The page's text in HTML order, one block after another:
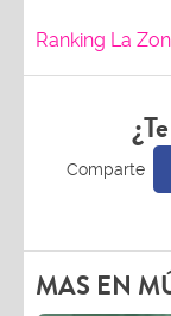
Ranking La
MAS EN